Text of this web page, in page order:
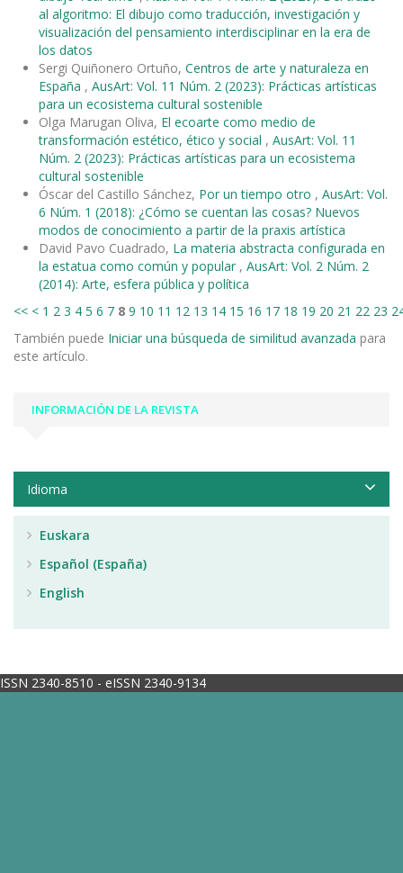
al algoritmo: El dibujo como traducción, investigación y
visualización del pensamiento interdisciplinar en la era de
los datos
Sergi Quiñonero Ortuño, Centros de arte y naturaleza en
España , AusArt: Vol. 11 Núm. 2 (2023): Prácticas artísticas
para un ecosistema cultural sostenible
Olga Marugan Oliva, El ecoarte como medio de
transformación estético, ético y social , AusArt: Vol. 11
Núm. 2 (2023): Prácticas artísticas para un ecosistema
cultural sostenible
Óscar del Castillo Sánchez, Por un tiempo otro , AusArt: Vol.
6 Núm. 1 (2018): ¿Cómo se cuentan las cosas? Nuevos
modos de conocimiento a partir de la praxis artística
David Pavo Cuadrado, La materia abstracta configurada en
la estatua como común y popular , AusArt: Vol. 2 Núm. 2
(2014): Arte, esfera pública y política
<< < 1 2 3 4 5 6 7 8 9 10 11 12 13 14 15 16 17 18 19 20 21 22 23
También puede Iniciar una búsqueda de similitud avanzada para
este artículo.
INFORMACIÓN DE LA REVISTA
Idioma
Euskara
Español (España)
English
ISSN 2340-8510 - eISSN 2340-9134